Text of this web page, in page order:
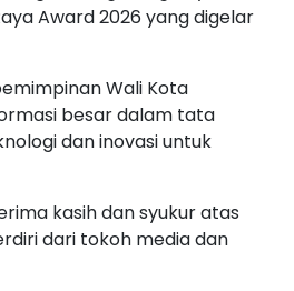
Award 2026 yang digelar
Wali Kota
besar dalam tata
dan inovasi untuk
kasih dan syukur atas
dari tokoh media dan